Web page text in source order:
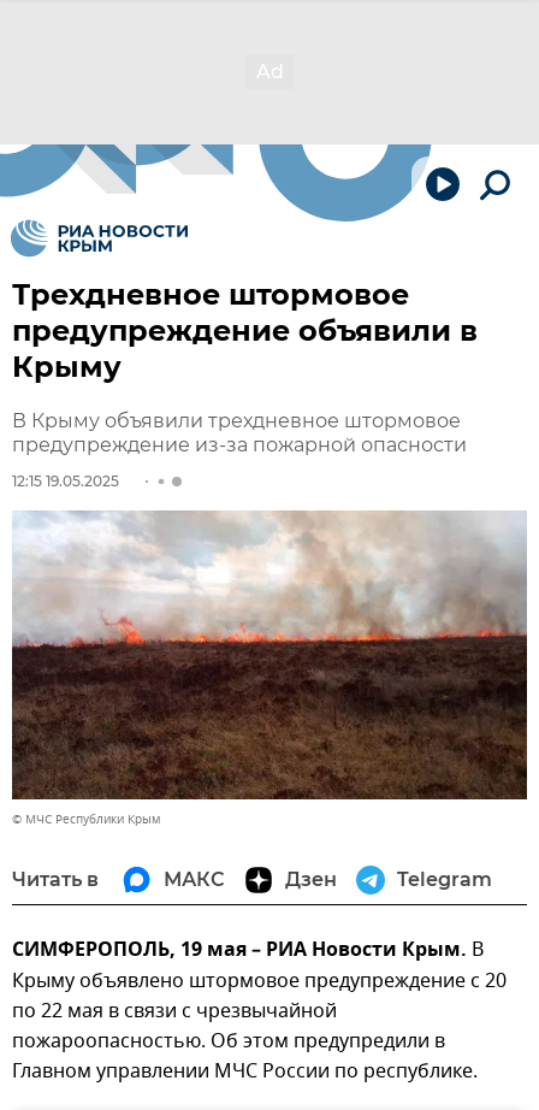
Трехдневное штормовое
предупреждение объявили в
Крыму
В Крыму объявили трехдневное штормовое
предупреждение из-за пожарной опасности
12:15 19.05.2025
© МЧС Республики Крым
Читать в МАКС Дзен Telegram
СИМФЕРОПОЛЬ, 19 мая – РИА Новости Крым. В
Крыму объявлено штормовое предупреждение с 20
по 22 мая в связи с чрезвычайной
пожароопасностью. Об этом предупредили в
Главном управлении МЧС России по республике.